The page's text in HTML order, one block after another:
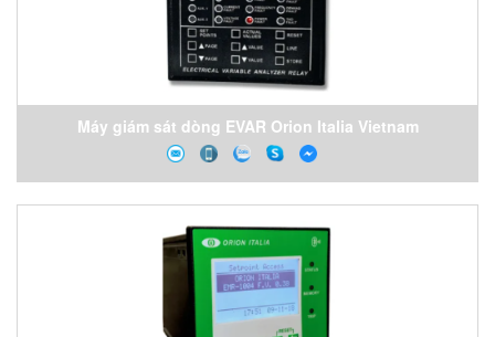
Máy giám sát dòng EVAR Orion Italia Vietnam